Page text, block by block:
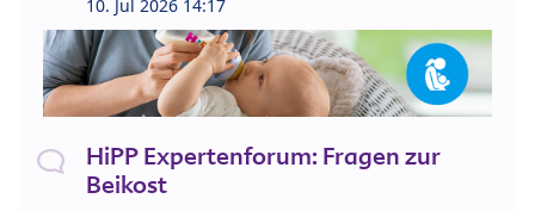
10. Jul 2026 14:17
HiPP Expertenforum: Fragen zur
Beikost